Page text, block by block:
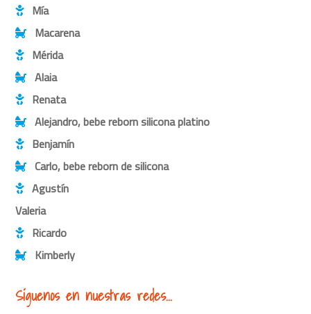
Mía
Macarena
Mérida
Alaia
Renata
Alejandro, bebe reborn silicona platino
Benjamín
Carlo, bebe reborn de silicona
Agustín
Valeria
Ricardo
Kimberly
Síguenos en nuestras redes...